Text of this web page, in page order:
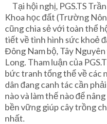
Tại hội nghị, PGS.TS
Khoa học đất (Trường
cũng chia sẻ với toàn thể
tiết về tình hình sức khoẻ
Đông Nam bộ, Tây
Long. Tham luận của
bức tranh tổng thể về các
dân đang canh tác cần
nào và làm thế nào để
bền vững giúp cây trồng
nhất.